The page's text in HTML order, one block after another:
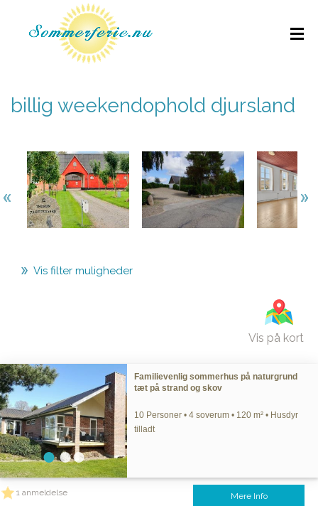
billig weekendophold djursland
Vis filter muligheder
Vis på kort
Familievenlig sommerhus på naturgrund
tæt på strand og skov
10 Personer • 4 soverum • 120 m² • Husdyr
tilladt
1 anmeldelse Mere Info